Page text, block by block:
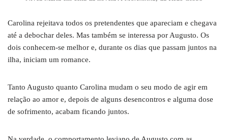
Carolina rejeitava todos os pretendentes que apareciam e chegava
até a debochar deles. Mas também se interessa por Augusto. Os
dois conhecem-se melhor e, durante os dias que passam juntos na
ilha, iniciam um romance.
Tanto Augusto quanto Carolina mudam o seu modo de agir em
relação ao amor e, depois de alguns desencontros e alguma dose
de sofrimento, acabam ficando juntos.